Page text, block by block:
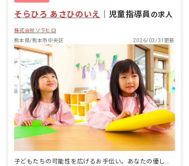
そらひろ あさひのいえ 児童指導員 の求人
株式会社ソラヒロ
熊本県/熊本市中央区
2026/03/31更新
子どもたちの可能性を広げるお手伝い。あなたの優しさが、未来を照らします。